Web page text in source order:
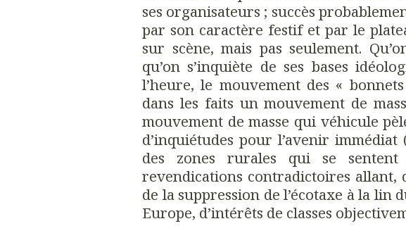
ses organisateurs ; succès
par son caractère festif et par le
sur scène, mais pas seulement.
qu’on s’inquiète de ses bases
l’heure, le mouvement des «
dans les faits un mouvement de
mouvement de masse qui véhicule
d’inquiétudes pour l’avenir
des zones rurales qui se sentent
revendications contradictoires allant,
de la suppression de l’écotaxe à la lin
Europe, d’intérêts de classes